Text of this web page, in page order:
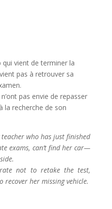
vient de terminer la
pas à retrouver sa
pas envie de repasser
la recherche de son
who has just finished
exams, can’t find her car—
not to retake the test,
recover her missing vehicle.